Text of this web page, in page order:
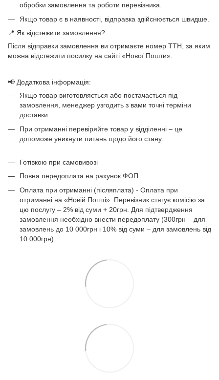
обробки замовлення та роботи перевізника.
Якщо товар є в наявності, відправка здійснюється швидше.
📍 Як відстежити замовлення?
Після відправки замовлення ви отримаєте номер ТТН, за яким
можна відстежити посилку на сайті «Нової Пошти».
📢 Додаткова інформація:
Якщо товар виготовляється або постачається під
замовлення, менеджер узгодить з вами точні терміни
доставки.
При отриманні перевіряйте товар у відділенні – це
допоможе уникнути питань щодо його стану.
Готівкою при самовивозі
Повна передоплата на рахунок ФОП
Оплата при отриманні (післяплата) - Оплата при
отриманні на «Новій Пошті». Перевізник стягує комісію за
цю послугу – 2% від суми + 20грн. Для підтвердження
замовлення необхідно внести передоплату (300грн – для
замовлень до 10 000грн і 10% від суми – для замовлень від
10 000грн)